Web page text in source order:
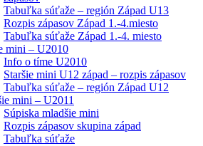
Tabuľka súťaže – región Západ U13
Rozpis zápasov Západ 1.-4.miesto
Tabuľka súťaže Západ 1.-4. miesto
mini – U2010
Info o tíme U2010
Staršie mini U12 západ – rozpis zápasov
Tabuľka súťaže – región Západ U12
mini – U2011
Súpiska mladšie mini
Rozpis zápasov skupina západ
Tabuľka súťaže